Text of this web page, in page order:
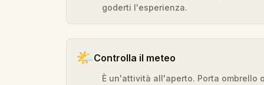
goderti l'esperienza.
🌤️Controlla il meteo
È un'attività all'aperto. Porta ombrello